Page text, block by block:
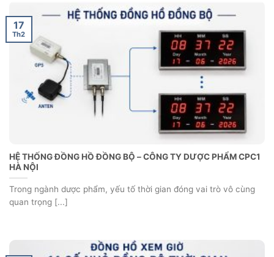
HỆ THỐNG ĐỒNG HỒ ĐỒNG BỘ – CÔNG TY DƯỢC PHẨM CPC1
HÀ NỘI
Trong ngành dược phẩm, yếu tố thời gian đóng vai trò vô cùng
quan trọng [...]
17
Th2